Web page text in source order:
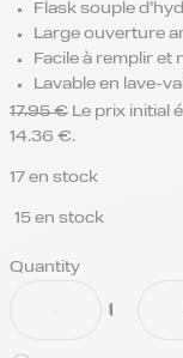
Flask souple
Large ouverture
Facile à remplir et
Lavable en lave-
17.95€ Le prix initial
14.36 €.
17 en stock
15 en stock
Quantity